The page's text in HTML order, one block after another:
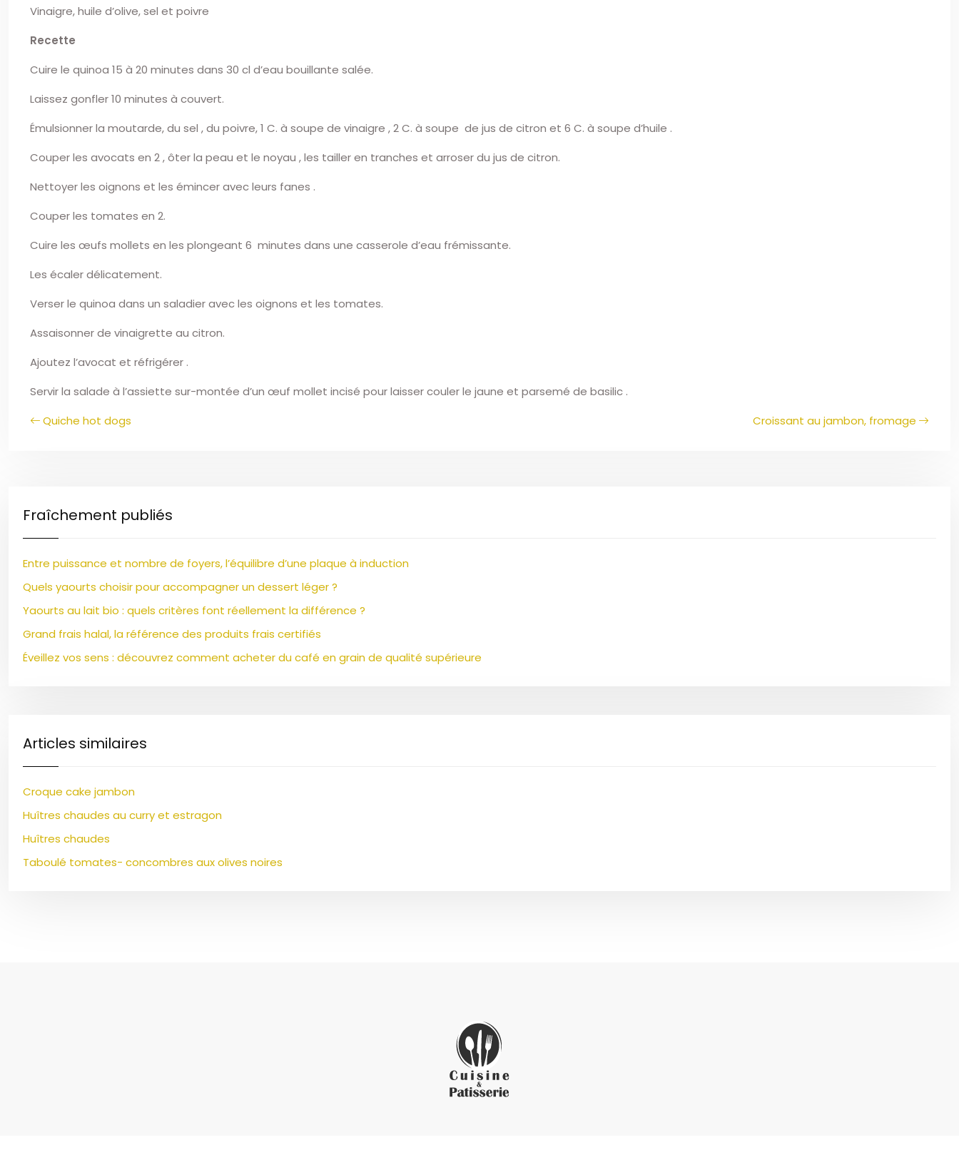
Vinaigre, huile d’olive, sel et poivre
Recette
Cuire le quinoa 15 à 20 minutes dans 30 cl d’eau bouillante salée.
Laissez gonfler 10 minutes à couvert.
Émulsionner la moutarde, du sel , du poivre, 1 C. à soupe de vinaigre , 2 C. à soupe de jus de citron et 6 C. à soupe d’huile .
Couper les avocats en 2 , ôter la peau et le noyau , les tailler en tranches et arroser du jus de citron.
Nettoyer les oignons et les émincer avec leurs fanes .
Couper les tomates en 2.
Cuire les œufs mollets en les plongeant 6 minutes dans une casserole d’eau frémissante.
Les écaler délicatement.
Verser le quinoa dans un saladier avec les oignons et les tomates.
Assaisonner de vinaigrette au citron.
Ajoutez l’avocat et réfrigérer .
Servir la salade à l’assiette sur-montée d’un œuf mollet incisé pour laisser couler le jaune et parsemé de basilic .
Quiche hot dogs
Croissant au jambon, fromage
Fraîchement publiés
Entre puissance et nombre de foyers, l’équilibre d’une plaque à induction
Quels yaourts choisir pour accompagner un dessert léger ?
Yaourts au lait bio : quels critères font réellement la différence ?
Grand frais halal, la référence des produits frais certifiés
Éveillez vos sens : découvrez comment acheter du café en grain de qualité supérieure
Articles similaires
Croque cake jambon
Huîtres chaudes au curry et estragon
Huîtres chaudes
Taboulé tomates- concombres aux olives noires